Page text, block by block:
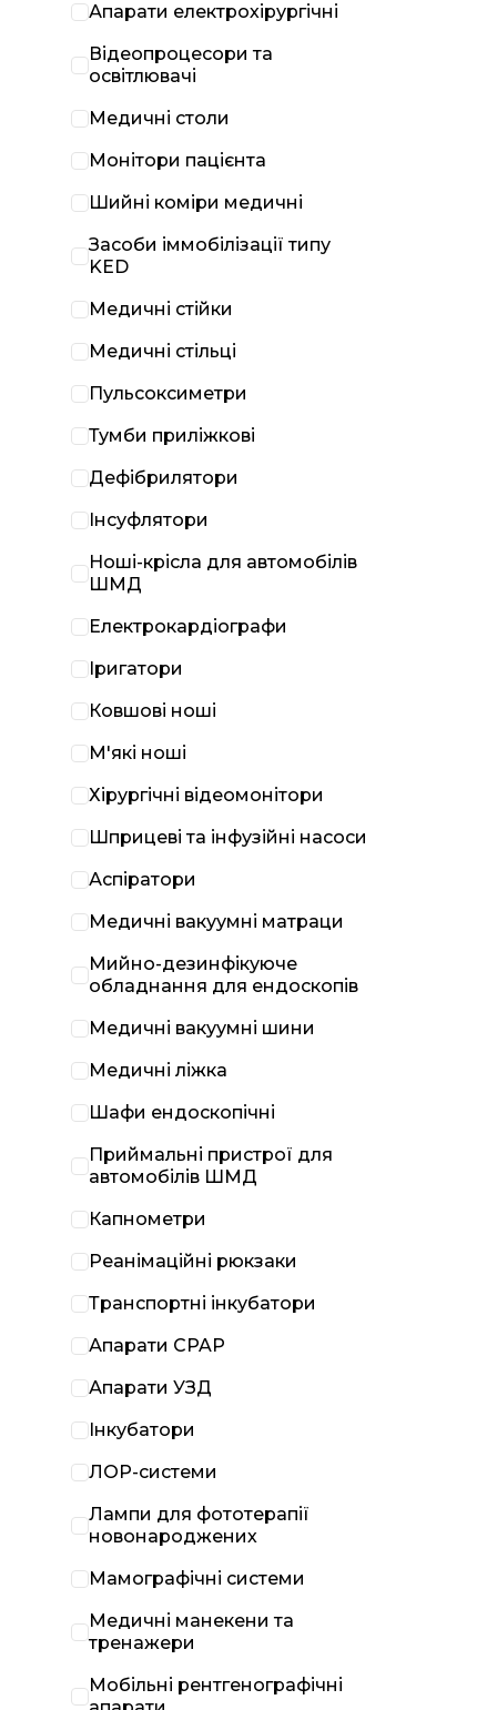
Апарати електрохірургічні
Відеопроцесори та
освітлювачі
Медичні столи
Монітори пацієнта
Шийні коміри медичні
Засоби іммобілізації типу
KED
Медичні стійки
Медичні стільці
Пульсоксиметри
Тумби приліжкові
Дефібрилятори
Інсуфлятори
Ноші-крісла для автомобілів
ШМД
Електрокардіографи
Іригатори
Ковшові ноші
М'які ноші
Хірургічні відеомонітори
Шприцеві та інфузійні насоси
Аспіратори
Медичні вакуумні матраци
Мийно-дезинфікуюче
обладнання для ендоскопів
Медичні вакуумні шини
Медичні ліжка
Шафи ендоскопічні
Приймальні пристрої для
автомобілів ШМД
Капнометри
Реанімаційні рюкзаки
Транспортні інкубатори
Апарати CPAP
Апарати УЗД
Інкубатори
ЛОР-системи
Лампи для фототерапії
новонароджених
Мамографічні системи
Медичні манекени та
тренажери
Мобільні рентгенографічні